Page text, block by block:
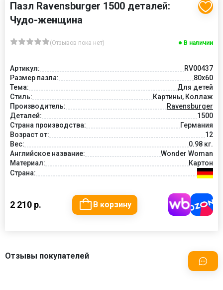
Пазл Ravensburger 1500 деталей:
Чудо-женщина
(Отзывов пока нет) В наличии
Артикул:
RV00437
Размер пазла:
80x60
Тема:
Для детей
Стиль:
Картины, Коллаж
Производитель:
Ravensburger
Деталей:
1500
Страна производства:
Германия
Возраст от:
12
Вес:
0.98 кг.
Английское название:
Wonder Woman
Материал:
Картон
Страна:
2 210 р. В корзину
Отзывы покупателей